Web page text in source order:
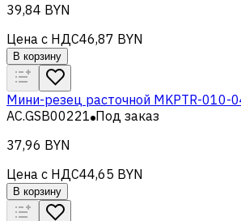
39,84 BYN
Цена с НДС46,87 BYN
В корзину
Мини-резец расточной MKPTR-010-
AC.GSB00221 Под заказ
37,96 BYN
Цена с НДС44,65 BYN
В корзину